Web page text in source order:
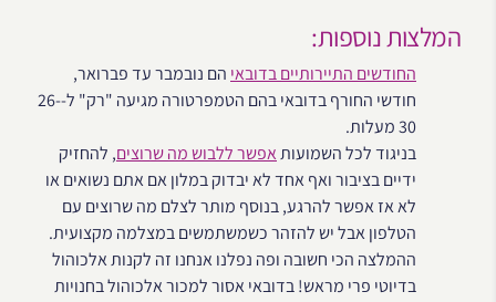
המלצות נוספות:
החודשים התיירותיים בדובאי הם נובמבר עד פברואר,
חודשי החורף בדובאי בהם הטמפרטורה מגיעה "רק" ל-26-
30 מעלות.
בניגוד לכל השמועותאפשר ללבוש מה שרוצים, להחזיק
ידיים בציבור ואף אחד לא יבדוק במלון אם אתם נשואים או
לא אז אפשר להרגע, בנוסף מותר לצלם מה שרוצים עם
הטלפון אבל יש להזהר כשמשתמשים במצלמה מקצועית.
ההמלצה הכי חשובה ופה נפלנו אנחנו זה לקנות אלכוהול
בדיוטי פרי מראש! בדובאי אסור למכור אלכוהול בחנויות